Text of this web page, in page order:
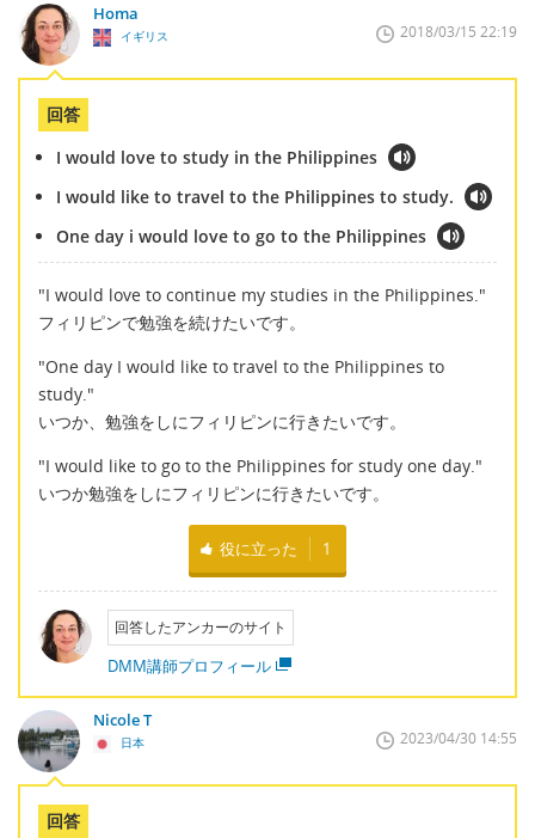
Homa
イギリス 2018/03/15 22:19
回答
I would love to study in the Philippines
I would like to travel to the Philippines to study.
One day i would love to go to the Philippines
"I would love to continue my studies in the Philippines."
フィリピンで勉強を続けたいです。
"One day I would like to travel to the Philippines to
study."
いつか、勉強をしにフィリピンに行きたいです。
"I would like to go to the Philippines for study one day."
いつか勉強をしにフィリピンに行きたいです。
役に立った 1
回答したアンカーのサイト
DMM講師プロフィール
Nicole T
日本 2023/04/30 14:55
回答